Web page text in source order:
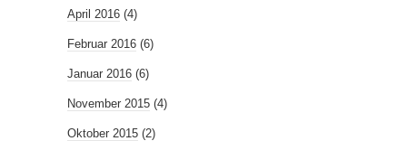
April 2016 (4)
Februar 2016 (6)
Januar 2016 (6)
November 2015 (4)
Oktober 2015 (2)